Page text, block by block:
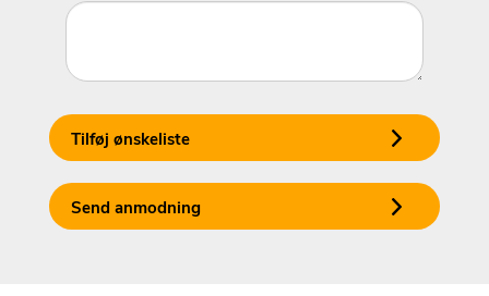
Tilføj ønskeliste
Send anmodning